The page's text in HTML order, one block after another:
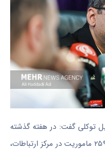
توکلی گفت: در هفته گذشته
(از ۱۶ الی ۲۲ خرداد ۱۴۰۵) مجموع ۲۵۹۷۶ ماموریت در مرکز ارتباطات،